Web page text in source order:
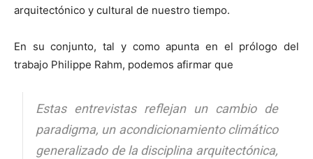
arquitectónico y cultural de nuestro tiempo.
En su conjunto, tal y como apunta en el prólogo del
trabajo Philippe Rahm, podemos afirmar que
Estas entrevistas reflejan un cambio de
paradigma, un acondicionamiento climático
generalizado de la disciplina arquitectónica,